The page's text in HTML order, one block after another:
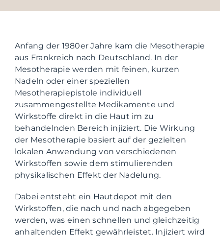
Anfang der 1980er Jahre kam die Mesotherapie
aus Frankreich nach Deutschland. In der
Mesotherapie werden mit feinen, kurzen
Nadeln oder einer speziellen
Mesotherapiepistole individuell
zusammengestellte Medikamente und
Wirkstoffe direkt in die Haut im zu
behandelnden Bereich injiziert. Die Wirkung
der Mesotherapie basiert auf der gezielten
lokalen Anwendung von verschiedenen
Wirkstoffen sowie dem stimulierenden
physikalischen Effekt der Nadelung.
Dabei entsteht ein Hautdepot mit den
Wirkstoffen, die nach und nach abgegeben
werden, was einen schnellen und gleichzeitig
anhaltenden Effekt gewährleistet. Injiziert wird